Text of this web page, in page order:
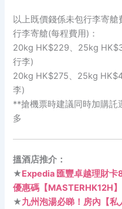
以上既價錢係未包行李寄艙
行李寄艙(每程費用)：
20kg HK$229、25kg
行李)
20kg HK$275、25kg
李)
**搶機票時建議同時加購託
多
搵酒店推介：
★Expedia 匯豐卓越理財卡
優惠碼【MASTERHK12H】
★九州泡湯必睇！房內【